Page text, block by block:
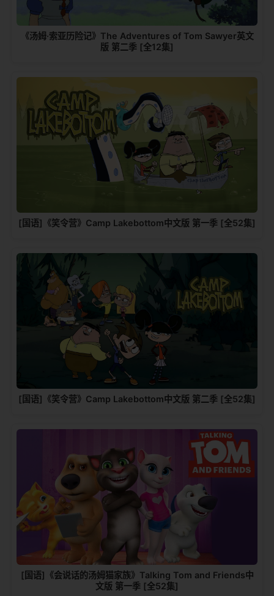
《汤姆·索亚历险记》The Adventures of Tom Sawyer英文
版 第二季 [全12集]
[国语]《笑令营》Camp Lakebottom中文版 第一季 [全52集]
[国语]《笑令营》Camp Lakebottom中文版 第二季 [全52集]
[国语]《会说话的汤姆猫家族》Talking Tom and Friends中
文版 第一季 [全52集]